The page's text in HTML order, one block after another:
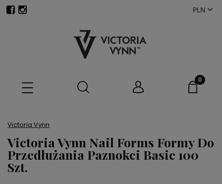
Victoria Vynn
Victoria Vynn Nail Forms Formy Do
Przedłużania Paznokci Basic 100
Szt.